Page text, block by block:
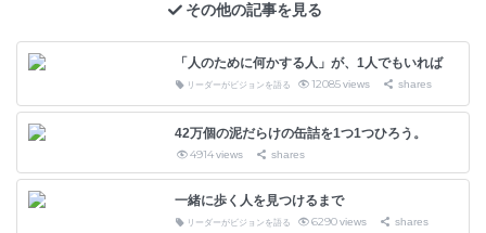
その他の記事を見る
「人のために何かする人」が、1人でもいれば
リーダーがビジョンを語る 12085views shares
42万個の泥だらけの缶詰を1つ1つひろう。
4914 views shares
一緒に歩く人を見つけるまで
リーダーがビジョンを語る 6290views shares